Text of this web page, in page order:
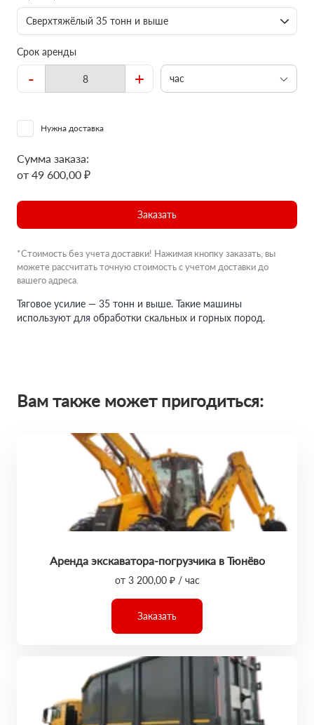
Сверхтяжёлый 35 тонн и выше
Срок аренды
- + час
Нужна доставка
Сумма заказа:
от 49 600,00 ₽
Заказать
*Стоимость без учета доставки! Нажимая кнопку заказать, вы
можете рассчитать точную стоимость с учетом доставки до
вашего адреса.
Тяговое усилие — 35 тонн и выше. Такие машины
используют для обработки скальных и горных пород.
Вам также может пригодиться:
Аренда экскаватора-погрузчика в Тюнёво
от 3 200,00 ₽ / час
Заказать